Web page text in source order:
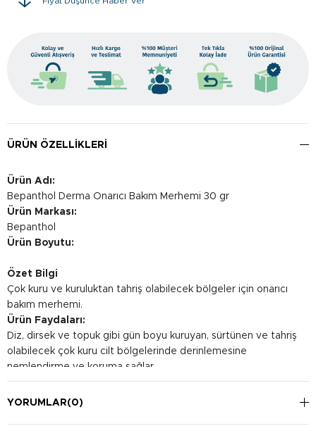
ÜRÜN ÖZELLIKLERI
Ürün Adı:
Bepanthol Derma Onarıcı Bakım Merhemi 30 gr
Ürün Markası:
Bepanthol
Ürün Boyutu:
Özet Bilgi
Çok kuru ve kuruluktan tahriş olabilecek bölgeler için onarıcı
bakım merhemi.
Ürün Faydaları:
Diz, dirsek ve topuk gibi gün boyu kuruyan, sürtünen ve tahriş
olabilecek çok kuru cilt bölgelerinde derinlemesine
nemlendirme ve koruma sağlar.
Kullanım Şekli:
Merhemi kuru cilt bölgelerinize az miktarda sürün ve emilene
YORUMLAR(0)